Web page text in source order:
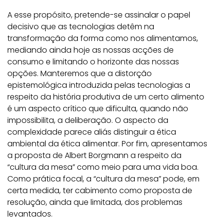
A esse propósito, pretende-se assinalar o papel
decisivo que as tecnologias detêm na
transformação da forma como nos alimentamos,
mediando ainda hoje as nossas acções de
consumo e limitando o horizonte das nossas
opções. Manteremos que a distorção
epistemológica introduzida pelas tecnologias a
respeito da história produtiva de um certo alimento
é um aspecto crítico que dificulta, quando não
impossibilita, a deliberação. O aspecto da
complexidade parece aliás distinguir a ética
ambiental da ética alimentar. Por fim, apresentamos
a proposta de Albert Borgmann a respeito da
“cultura da mesa” como meio para uma vida boa.
Como prática focal, a “cultura da mesa” pode, em
certa medida, ter cabimento como proposta de
resolução, ainda que limitada, dos problemas
levantados.